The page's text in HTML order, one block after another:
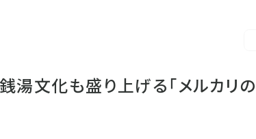
文化も盛り上げる「メルカリの